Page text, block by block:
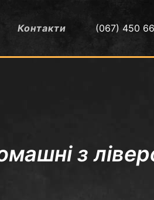
Контакти (067) 450
з